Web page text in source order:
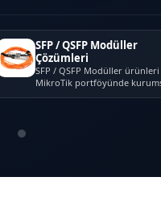
SFP / QSFP Modüller
Çözümleri
SFP / QSFP Modüller ürünleri
MikroTik portföyünde
ağ, güvenlik ve bağlantı p...